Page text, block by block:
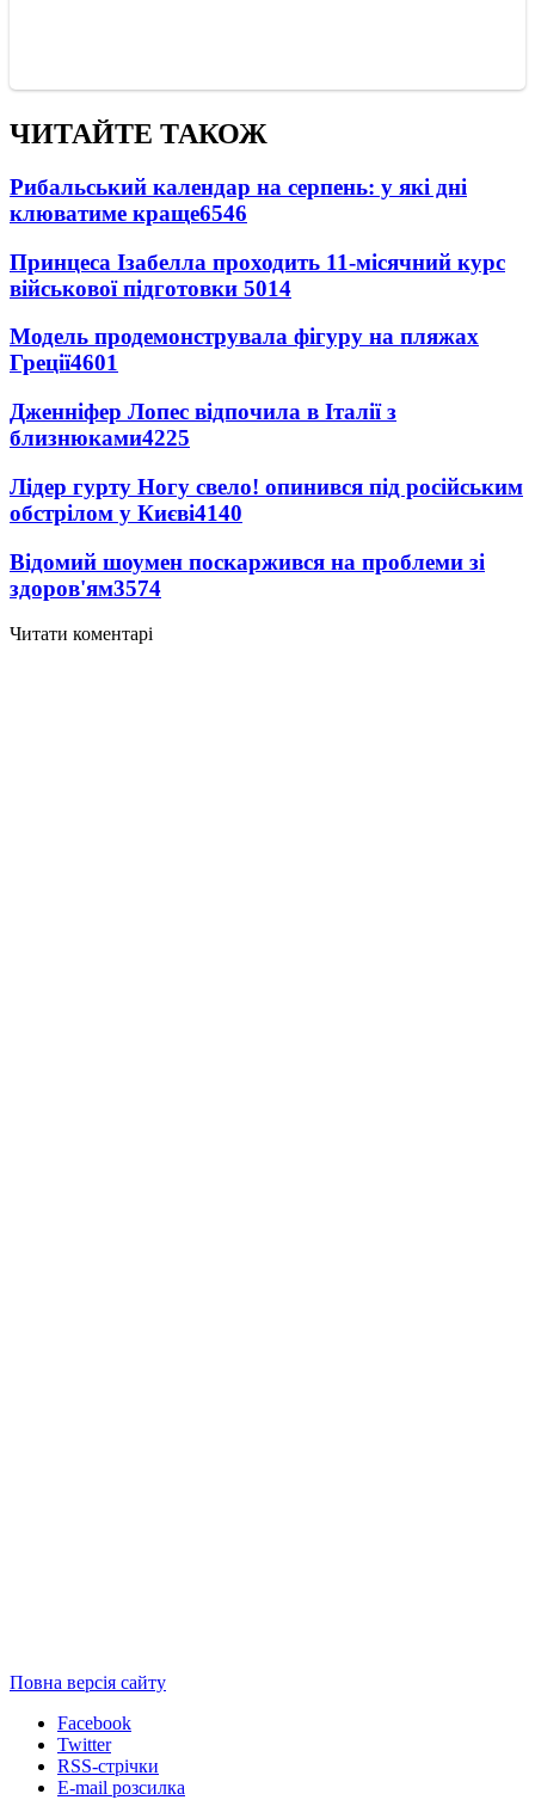
ЧИТАЙТЕ ТАКОЖ
Рибальський календар на серпень: у які дні
клюватиме краще6546
Принцеса Ізабелла проходить 11-місячний курс
військової підготовки 5014
Модель продемонструвала фігуру на пляжах
Греції4601
Дженніфер Лопес відпочила в Італії з
близнюками4225
Лідер гурту Ногу свело! опинився під російським
обстрілом у Києві4140
Відомий шоумен поскаржився на проблеми зі
здоров'ям3574
Читати коментарі
Повна версія сайту
Facebook
Twitter
RSS-стрічки
E-mail розсилка